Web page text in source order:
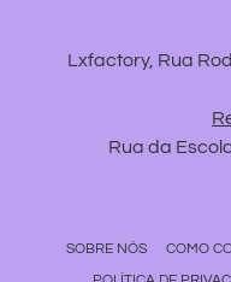
Lxfactory, Rua
Rua da
SOBRE NÓS COMO